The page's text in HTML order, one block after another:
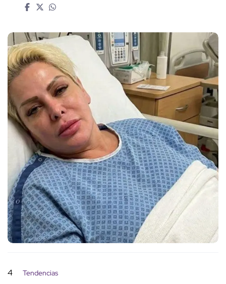
4 Tendencias